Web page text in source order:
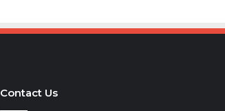
Contact Us